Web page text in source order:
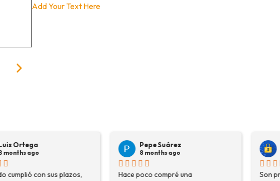
Add Your Text Here
Pepe Suárez
8 months ago
Hace poco compré una
Veronica Hidalgo
8 months ago
Son profesionales , serios y buenos